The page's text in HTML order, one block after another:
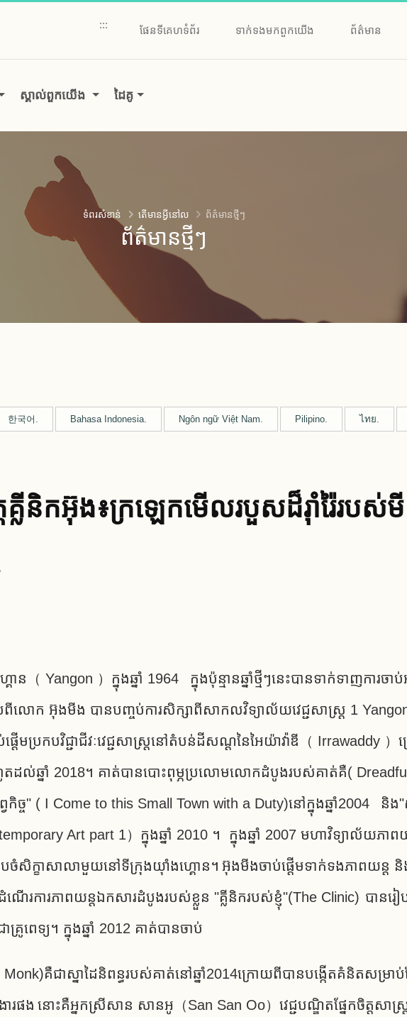
::: ផែនទីគេហទំព័រ ទាក់ទងមកពួកយើង ព័ត៌មាន
ស្គាល់ពួកយើង ដៃគូ
ព័ត៌មានថ្មីៗ
ទំ​ពរ​សំខាន់ តើមានអ្វីនៅល ព័ត៌មានថ្មីៗ
한국어. Bahasa Indonesia. Ngôn ngữ Việt Nam. Pilipino. ไทย.
គ្លីនិកអ៊ុង៖ក្រឡេកមើលរបួស​ដ៏​រ៉ាំរ៉ៃ​របស់​
Yangon ）ក្នុងឆ្នាំ 1964 ក្នុងប៉ុន្មានឆ្នាំថ្មីៗនេះបានទាក់ទាញការចាប់
ពីលោក អ៊ុងមីង ​បាន​បញ្ចប់​ការ​សិក្សា​ពី​សាកលវិទ្យាល័យ​វេជ្ជសាស្ត្រ 1
ម​ប្រកប​វិជ្ជាជីវៈ​វេជ្ជសាស្ត្រ​នៅ​តំបន់ដីសណ្ដ​នៃ​អៃ​យ៉ា​វ៉ា​ឌី​（ Irrawaddy
ដល់​ឆ្នាំ 2018។ គាត់បានបោះពុម្ភប្រលោមលោកដំបូងរបស់គាត់គឺ( Dreadful
កិច្ច" ( I Come to this Small Town with a Duty)នៅក្នុងឆ្នាំ
Art part 1）ក្នុងឆ្នាំ 2010 ។ ក្នុងឆ្នាំ 2007 មហាវិទ្យាល័យភាពយ
បចំសិក្ខាសាលាមួយនៅទីក្រុងយ៉ាំងហ្គោន។ អ៊ុងមីងចាប់ផ្តើមទាក់ទងភាពយន្ត
ណើរការភាពយន្តឯកសារដំបូងរបស់ខ្លួន "គ្លីនិករបស់ខ្ញុំ"(The Clinic) បានរៀ
ពេទ្យ។ ក្នុងឆ្នាំ 2012 គាត់បានចាប់
គឺជាស្នាដៃនិពន្ធរបស់គាត់នៅឆ្នាំ2014ក្រោយពីបានបង្កើតគំនិតសម្រាប់
ផង នោះគឺអ្នកស្រីសាន សានអូ（San San Oo）វេជ្ជបណ្ឌិតផ្នែកចិត្តសា